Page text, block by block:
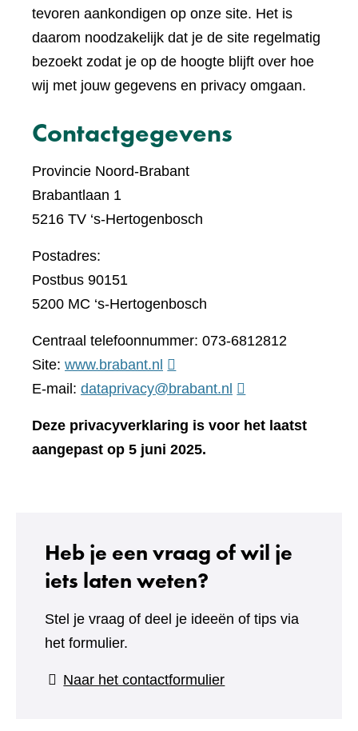
tevoren aankondigen op onze site. Het is
daarom noodzakelijk dat je de site regelmatig
bezoekt zodat je op de hoogte blijft over hoe
wij met jouw gegevens en privacy omgaan.
Contactgegevens
Provincie Noord-Brabant
Brabantlaan 1
5216 TV ‘s-Hertogenbosch
Postadres:
Postbus 90151
5200 MC ‘s-Hertogenbosch
Centraal telefoonnummer: 073-6812812
Site: www.brabant.nl (verwijst
naar
andere
E-mail: dataprivacy@brabant.nl
Deze privacyverklaring is voor het laatst
aangepast op 5 juni 2025.
Heb je een vraag of wil je
iets laten weten?
Stel je vraag of deel je ideeën of tips via
het formulier.
Naar het contactformulier(verwijst